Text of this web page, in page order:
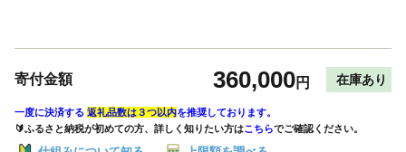
寄付金額 360,000円 在庫あり
一度に決済する 返礼品数は３つ以内を推奨しております。
🔰ふるさと納税が初めての方、詳しく知りたい方はこちらでご確認ください。